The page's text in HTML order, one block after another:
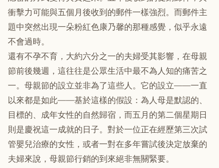
衝擊力可能與五個月後收到的郵件一樣強烈。而郵件主
題中突然出現一朵粉紅色康乃馨的那種感覺，似乎永遠
不會過時。
還有不孕不育，大約六分之一的夫婦受其影響，在母親
節前後幾週，這往往是公眾生活中最不為人知的痛苦之
一。母親節的設立並非為了這些人。它的設立——一直
以來都是如此——基於這樣的假設：為人母是默認的、
目標的、成年女性的自然歸宿，而五月的第二個星期日
則是慶祝這一成就的日子。對於一位正在經歷第三次試
管嬰兒治療的女性，或者一對在多年嘗試後決定放棄的
夫婦來說，母親節行銷的到來絕非無關緊要。